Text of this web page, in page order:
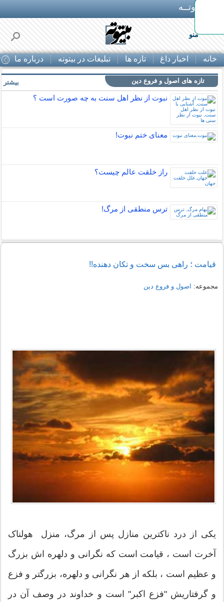
بـیتوتــه
منو
خانه اخبار داغ تازه ها تبلیغات در بیتوته درباره ما
تازه های اصول و فروع دین
نبوت از نظر اهل سنت به چه صورت است ؟
معنای ختم نبوت!
راز خلقت عالم چيست؟
ترس منطقی از مرگ!
بیشتر
قیامت ؛ راهی بس سخت و تکان دهنده!!
مجموعه: اصول و فروع دین
یکى از درد ناکترین منازل پس از مرگ، منزل هولناک
آخرت است ، قیامت است که نگرانی و دلهره اش بزرگ
و عظیم است ، بلکه از هر نگرانی و دلهره، بزرگتر و فزع
و گرفتاریش "فزع اکبر" است و خداوند در وصف آن در